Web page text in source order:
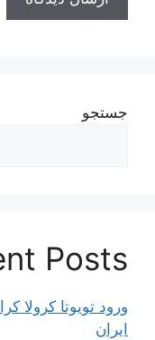
جستجو
Posts
ایران